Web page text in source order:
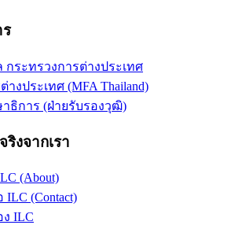
กระทรวงการต่างประเทศ
างประเทศ (MFA Thailand)
ธิการ (ฝ่ายรับรองวุฒิ)
งจากเรา
(About)
(Contact)
ILC